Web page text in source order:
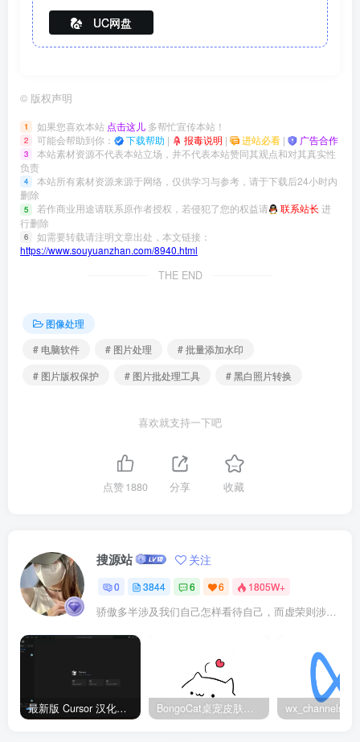
UC网盘
© 版权声明
1 如果您喜欢本站 点击这儿 多帮忙宣传本站！
2 可能会帮助到你： 下载帮助 | 报毒说明 | 进站必看 | 广告合作
3
本站素材资源不代表本站立场，并不代表本站赞同其观点和对其真实性
负责
4
本站所有素材资源来源于网络，仅供学习与参考，请于下载后24小时内
删除
5 若作商业用途请联系原作者授权，若侵犯了您的权益请 联系站长 进
行删除
6
如需要转载请注明文章出处，本文链接：
https://www.souyuanzhan.com/8940.html
THE END
图像处理
# 电脑软件
# 图片处理
# 批量添加水印
# 图片版权保护
# 图片批处理工具 # 黑白照片转换
喜欢就支持一下吧
点赞1880 分享 收藏
搜源站 关注
0 3844 6 6 1805W+
骄傲多半涉及我们自己怎样看待自己，而虚荣则涉及我们想别人怎样看我们
最新版 Cursor 汉化设置中文教程（两种简单方法，附中文语言包下载） BongoCat桌宠皮肤包大全：20款主题皮肤免费下载